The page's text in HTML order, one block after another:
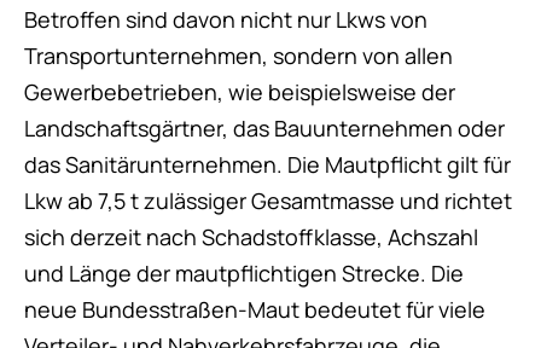
Betroffen sind davon nicht nur Lkws von
Transportunternehmen, sondern von allen
Gewerbebetrieben, wie beispielsweise der
Landschaftsgärtner, das Bauunternehmen oder
das Sanitärunternehmen. Die Mautpflicht gilt für
Lkw ab 7,5 t zulässiger Gesamtmasse und richtet
sich derzeit nach Schadstoffklasse, Achszahl
und Länge der mautpflichtigen Strecke. Die
neue Bundesstraßen-Maut bedeutet für viele